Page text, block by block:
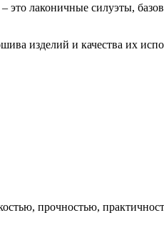
лаконичные силуэты,
изделий и качества их
прочностью,